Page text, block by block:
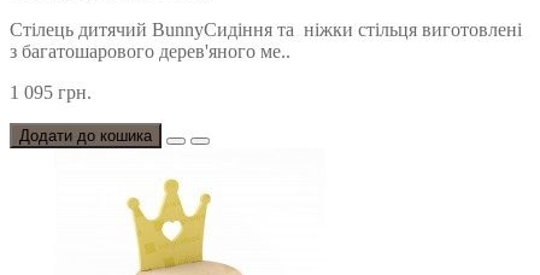
Стілець дитячий BunnyСидіння та ніжки стільця виготовлені
з багатошарового дерев'яного ме..
1 095 грн.
Додати до кошика